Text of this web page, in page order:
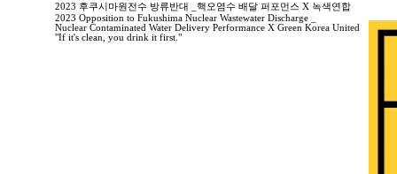
2023 후쿠시마원전수 방류반대 _핵오염수 배달 퍼포먼스 X 녹색연합
2023 Opposition to Fukushima Nuclear Wastewater Discharge _
Nuclear Contaminated Water Delivery Performance X Green Korea United
"If it's clean, you drink it first."